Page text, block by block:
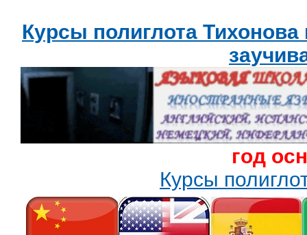
Курсы полиглота
год
Курсы